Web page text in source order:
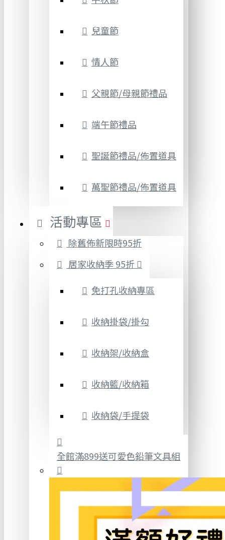
兒童節
情人節
父親節/母親節禮品
端午節禮品
聖誕節禮品/佈置道具
萬聖節禮品/佈置道具
活動專區
除舊佈新限時95折
居家收納季 95折
免打孔收納專區
收納掛袋/掛勾
收納架/收納盒
收納籃/收納箱
收納袋/手提袋
全館滿899送可愛色鉛筆文具組